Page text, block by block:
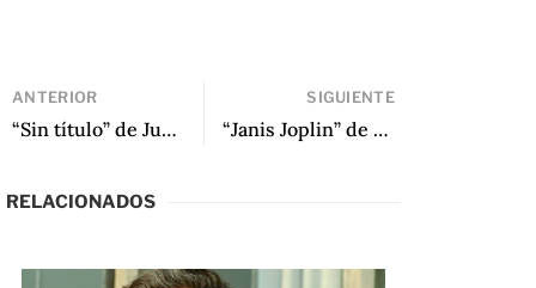
ANTERIOR
“Sin título” de Juan Guillermo Sánchez
SIGUIENTE
“Janis Joplin” de Henry Alexander Gómez
RELACIONADOS